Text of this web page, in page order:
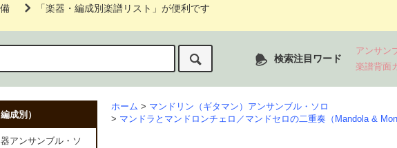
「楽器・編成別楽譜リスト」が便利です
検索注目ワード
アンサン
楽譜背面
ホーム > マンドリン（ギタマン）アンサンブル・ソロ
> マンドラとマンドロンチェロ／マンドセロの二重奏（Mandola &
成別）
アンサンブル・ソ